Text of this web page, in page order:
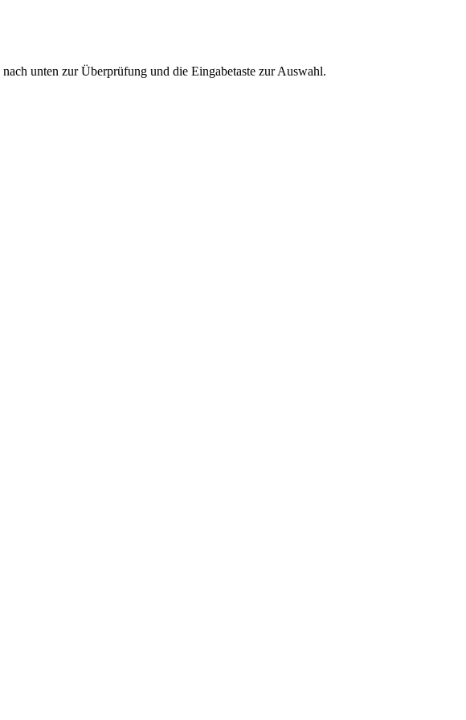
unten zur Überprüfung und die Eingabetaste zur Auswahl.